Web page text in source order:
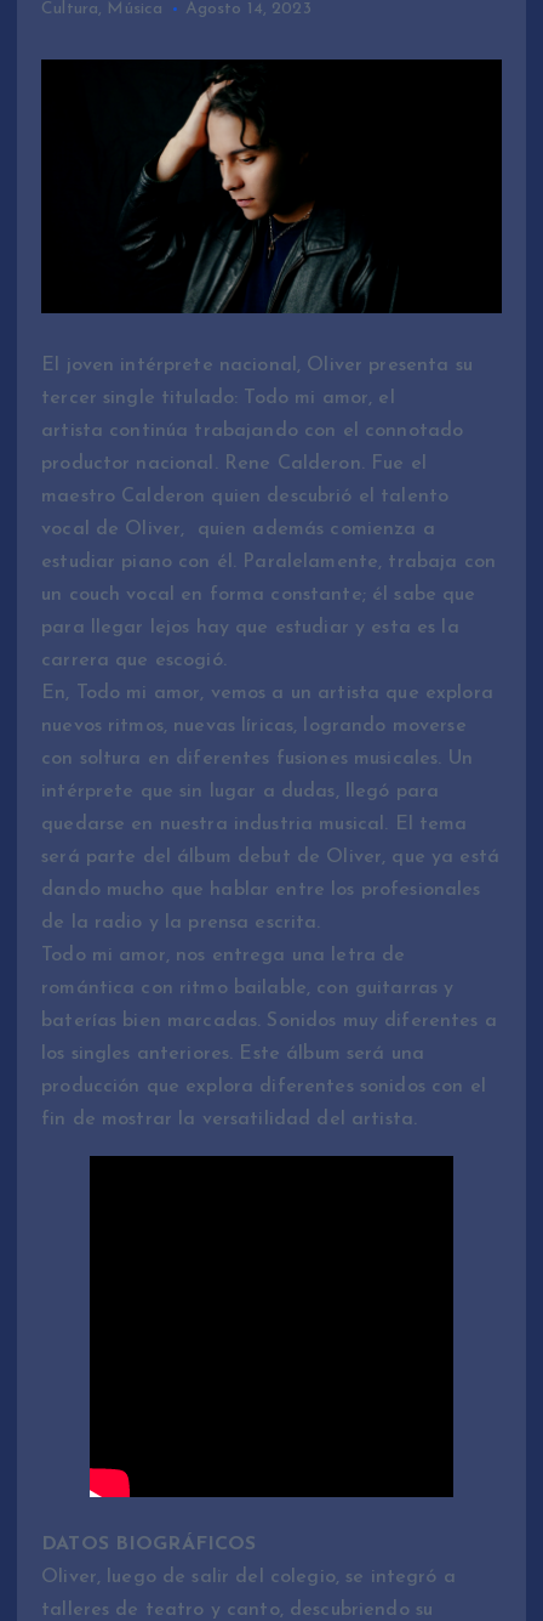
Cultura, Música Agosto 14, 2023
El joven intérprete nacional, Oliver presenta su
tercer single titulado: Todo mi amor, el
artista continúa trabajando con el connotado
productor nacional. Rene Calderon. Fue el
maestro Calderon quien descubrió el talento
vocal de Oliver, quien además comienza a
estudiar piano con él. Paralelamente, trabaja con
un couch vocal en forma constante; él sabe que
para llegar lejos hay que estudiar y esta es la
carrera que escogió.
En, Todo mi amor, vemos a un artista que explora
nuevos ritmos, nuevas líricas, logrando moverse
con soltura en diferentes fusiones musicales. Un
intérprete que sin lugar a dudas, llegó para
quedarse en nuestra industria musical. El tema
será parte del álbum debut de Oliver, que ya está
dando mucho que hablar entre los profesionales
de la radio y la prensa escrita.
Todo mi amor, nos entrega una letra de
romántica con ritmo bailable, con guitarras y
baterías bien marcadas. Sonidos muy diferentes a
los singles anteriores. Este álbum será una
producción que explora diferentes sonidos con el
fin de mostrar la versatilidad del artista.
DATOS BIOGRÁFICOS
Oliver, luego de salir del colegio, se integró a
talleres de teatro y canto, descubriendo su